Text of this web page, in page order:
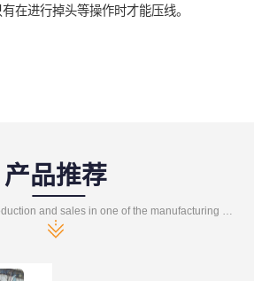
在进行掉头等操作时才能压线。
产品推荐